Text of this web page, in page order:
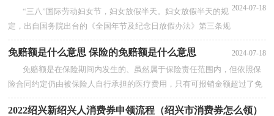
2024-07-18
“三八”国际劳动妇女节，妇女放假半天。妇女放假半天的规
定，出自国务院出台的《全国年节及纪念日放假办法》第三条规
定，三八妇女节是部分公民放假的节日，因此妇女节放假...【查
看全部】
免赔额是什么意思 保险的免赔额是什么意思 2024-07-18
免赔额是在保险期间内发生的、虽然属于保险责任范围内，但依照保
险合同约定仍由被保险人自行承担的医疗费用，只有可报销金额超过了免
赔额，保险公司才会赔付。燕赵健康保...【查看全部】
2022绍兴新绍兴人消费券申领流程（绍兴市消费券怎么领）